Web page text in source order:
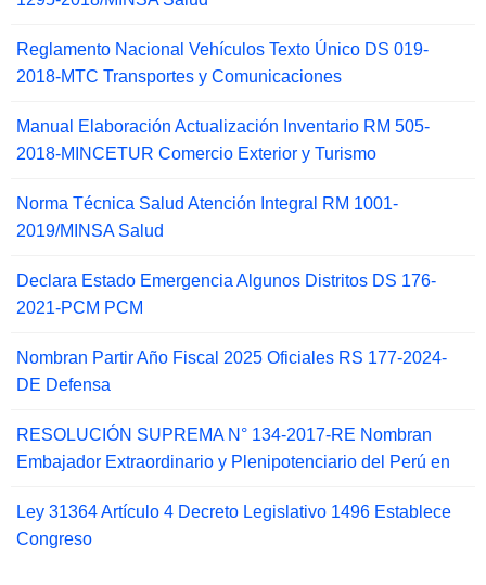
Reglamento Nacional Vehículos Texto Único DS 019-
2018-MTC Transportes y Comunicaciones
Manual Elaboración Actualización Inventario RM 505-
2018-MINCETUR Comercio Exterior y Turismo
Norma Técnica Salud Atención Integral RM 1001-
2019/MINSA Salud
Declara Estado Emergencia Algunos Distritos DS 176-
2021-PCM PCM
Nombran Partir Año Fiscal 2025 Oficiales RS 177-2024-
DE Defensa
RESOLUCIÓN SUPREMA N° 134-2017-RE Nombran
Embajador Extraordinario y Plenipotenciario del Perú en
Ley 31364 Artículo 4 Decreto Legislativo 1496 Establece
Congreso